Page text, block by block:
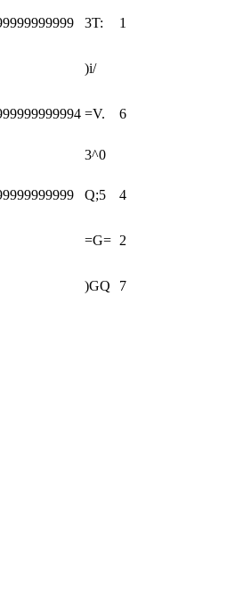
3T: 1
)i/
=V. 6
3^0
Q;5 4
=G= 2
)GQ 7